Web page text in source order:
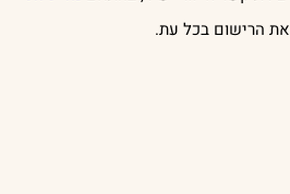
הרישום בכל עת.